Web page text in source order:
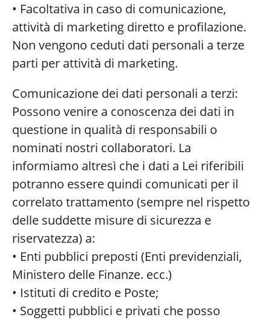
• Facoltativa in caso di comunicazione,
attività di marketing diretto e profilazione.
Non vengono ceduti dati personali a terze
parti per attività di marketing.
Comunicazione dei dati personali a terzi:
Possono venire a conoscenza dei dati in
questione in qualità di responsabili o
nominati nostri collaboratori. La
informiamo altresì che i dati a Lei riferibili
potranno essere quindi comunicati per il
correlato trattamento (sempre nel rispetto
delle suddette misure di sicurezza e
riservatezza) a:
• Enti pubblici preposti (Enti previdenziali,
Ministero delle Finanze. ecc.)
• Istituti di credito e Poste;
• Soggetti pubblici e privati che posso